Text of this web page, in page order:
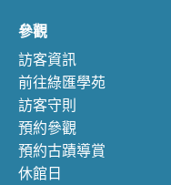
參觀
訪客資訊
前往綠匯學苑
訪客守則
預約參觀
預約古蹟導賞
休館日